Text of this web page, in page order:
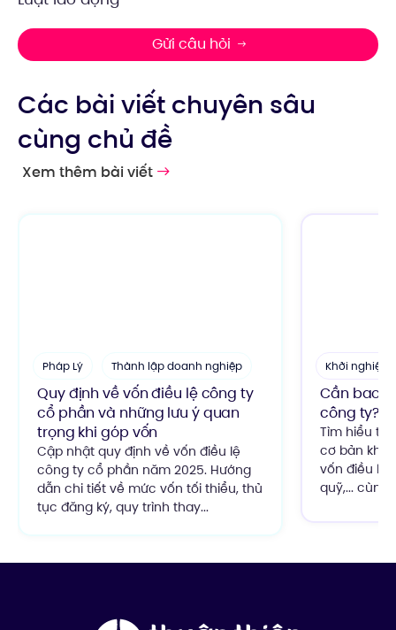
Gửi câu hỏi
Các bài viết chuyên sâu
cùng chủ đề
Xem thêm bài viết
Pháp Lý Thành lập doanh nghiệp
Quy định về vốn điều lệ công ty
cổ phần và những lưu ý quan
trọng khi góp vốn
Cập nhật quy định về vốn điều lệ
công ty cổ phần năm 2025. Hướng
dẫn chi tiết về mức vốn tối thiểu, thủ
tục đăng ký, quy trình thay...
Khởi nghiệp
Cần bao
công ty?
Tìm hiểu
cơ bản khi
vốn điều lệ,
quỹ,... cùng